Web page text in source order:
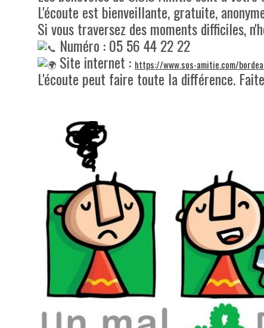
L'écoute est bienveillante, gratuite,
Si vous traversez des moments difficiles,
Numéro : 05 56 44 22 22
Site internet : https://www.sos-amitie.com/
L'écoute peut faire toute la différence.